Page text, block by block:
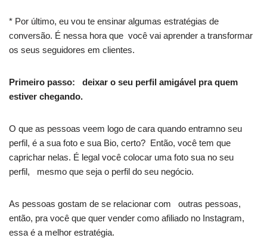
* Por último, eu vou te ensinar algumas estratégias de
conversão. É nessa hora que você vai aprender a transformar
os seus seguidores em clientes.
Primeiro passo: deixar o seu perfil amigável pra quem
estiver chegando.
O que as pessoas veem logo de cara quando entramno seu
perfil, é a sua foto e sua Bio, certo? Então, você tem que
caprichar nelas. É legal você colocar uma foto sua no seu
perfil, mesmo que seja o perfil do seu negócio.
As pessoas gostam de se relacionar com outras pessoas,
então, pra você que quer vender como afiliado no Instagram,
essa é a melhor estratégia.